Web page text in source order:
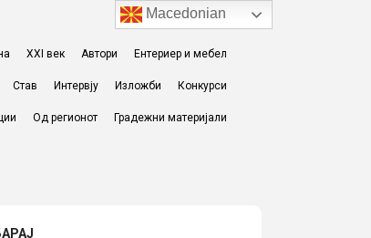
XXI век Автори Ентериер и мебел
Став Интервју Изложби Конкурси
Од регионот Градежни материјали
Macedonian